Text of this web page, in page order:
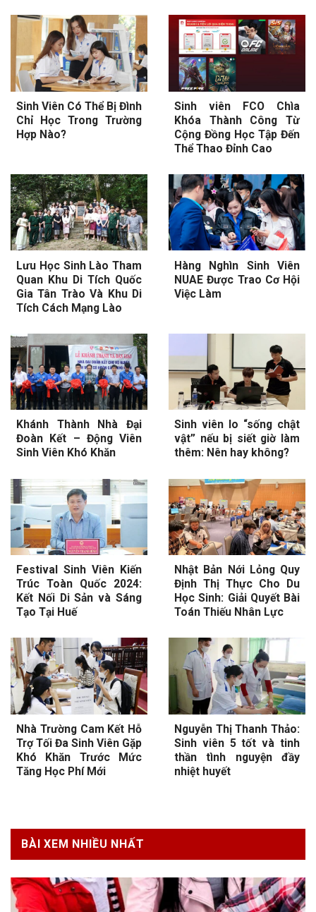
Sinh Viên Có Thể Bị Đình
Chỉ Học Trong Trường
Hợp Nào?
Sinh viên FCO Chìa
Khóa Thành Công Từ
Cộng Đồng Học Tập Đến
Thể Thao Đỉnh Cao
Lưu Học Sinh Lào Tham
Quan Khu Di Tích Quốc
Gia Tân Trào Và Khu Di
Tích Cách Mạng Lào
Hàng Nghìn Sinh Viên
NUAE Được Trao Cơ Hội
Việc Làm
Khánh Thành Nhà Đại
Đoàn Kết – Động Viên
Sinh Viên Khó Khăn
Sinh viên lo “sống chật
vật” nếu bị siết giờ làm
thêm: Nên hay không?
Festival Sinh Viên Kiến
Trúc Toàn Quốc 2024:
Kết Nối Di Sản và Sáng
Tạo Tại Huế
Nhật Bản Nới Lỏng Quy
Định Thị Thực Cho Du
Học Sinh: Giải Quyết Bài
Toán Thiếu Nhân Lực
Nhà Trường Cam Kết Hỗ
Trợ Tối Đa Sinh Viên Gặp
Khó Khăn Trước Mức
Tăng Học Phí Mới
Nguyễn Thị Thanh Thảo:
Sinh viên 5 tốt và tinh
thần tình nguyện đầy
nhiệt huyết
BÀI XEM NHIỀU NHẤT